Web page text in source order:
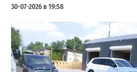
30-07-2026 в 19:58